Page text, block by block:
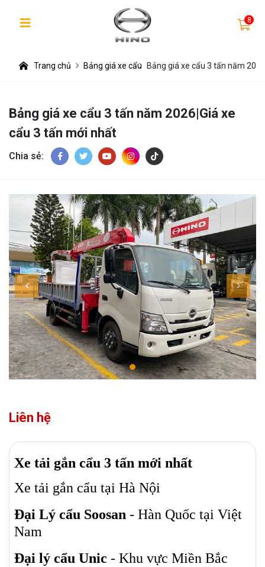
8
Trang chủ Bảng giá xe cẩu Bảng giá xe cẩu 3 tấn năm
Bảng giá xe cẩu 3 tấn năm 2026|Giá xe
cẩu 3 tấn mới nhất
Chia sẻ:
Liên hệ
Xe tải gắn cẩu 3 tấn mới nhất
Xe tải gắn cẩu tại Hà Nội
Đại Lý cẩu Soosan - Hàn Quốc tại Việt
Nam
Đại lý cẩu Unic - Khu vực Miền Bắc